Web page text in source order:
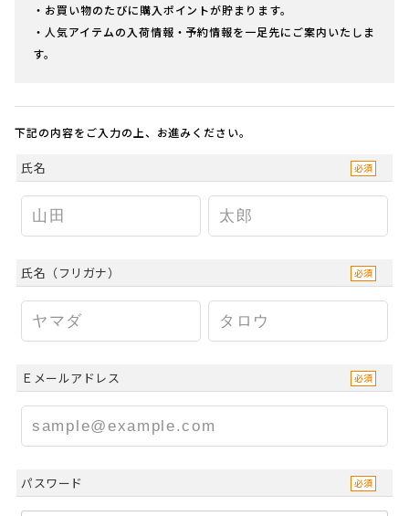
・お買い物のたびに購入ポイントが貯まります。
・人気アイテムの入荷情報・予約情報を一足先にご案内いたしま
す。
下記の内容をご入力の上、お進みください。
氏名
氏名（フリガナ）
Ｅメールアドレス
パスワード